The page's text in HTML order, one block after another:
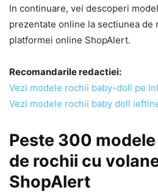
In continuare, vei descoperi
prezentate online la sectiunea de
platformei online ShopAlert.
Recomandarile redactiei:
Vezi modele rochii baby-doll pe
Vezi modele rochii baby doll
Peste 300
de rochii cu
ShopAlert